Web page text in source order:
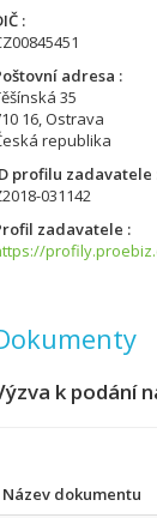
adresa
35
16, Ostrava
republika
profilu zadavatele
031142
zadavatele
k podání
Název dokumentu